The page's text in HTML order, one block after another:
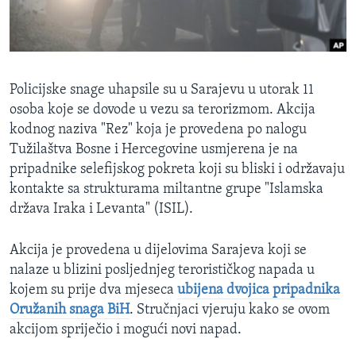
MAGAZIN
O GLASU AMERIKE
Learning English
PRATITE NAS
Jezici
Policijske snage uhapsile su u Sarajevu u utorak 11
osoba koje se dovode u vezu sa terorizmom. Akcija
kodnog naziva "Rez" koja je provedena po nalogu
Tužilaštva Bosne i Hercegovine usmjerena je na
pripadnike selefijskog pokreta koji su bliski i održavaju
kontakte sa strukturama miltantne grupe "Islamska
država Iraka i Levanta" (ISIL).
Akcija je provedena u dijelovima Sarajeva koji se
nalaze u blizini posljednjeg terorističkog napada u
kojem su prije dva mjeseca ubijena dvojica pripadnika
Oružanih snaga BiH. Stručnjaci vjeruju kako se ovom
akcijom spriječio i mogući novi napad.